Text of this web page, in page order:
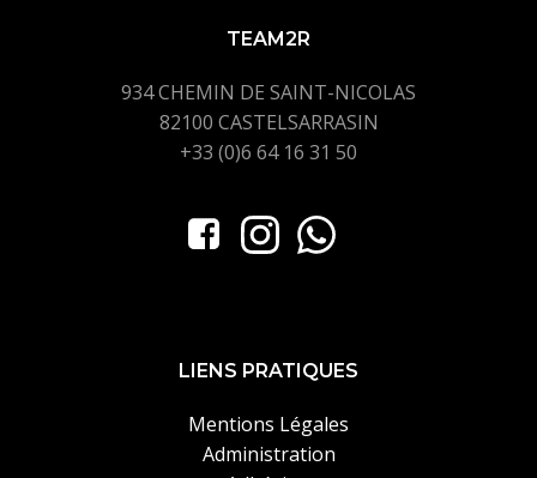
TEAM2R
934 CHEMIN DE SAINT-NICOLAS
82100 CASTELSARRASIN
+33 (0)6 64 16 31 50
LIENS PRATIQUES
Mentions Légales
Administration